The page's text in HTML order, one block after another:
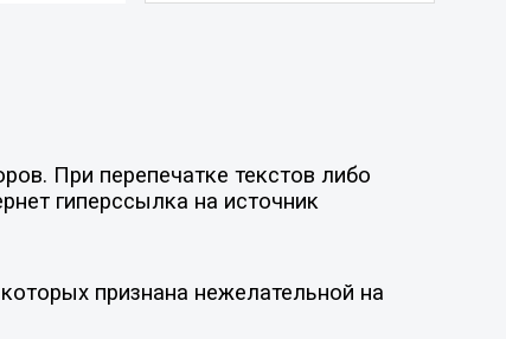
При перепечатке текстов либо
гиперссылка на источник
признана нежелательной на